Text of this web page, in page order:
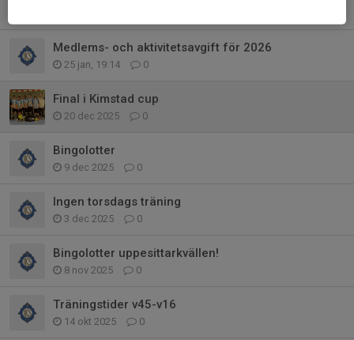
Medlems- och aktivitetsavgift för 2026
25 jan, 19:14 0
Final i Kimstad cup
20 dec 2025 0
Bingolotter
9 dec 2025 0
Ingen torsdags träning
3 dec 2025 0
Bingolotter uppesittarkvällen!
8 nov 2025 0
Träningstider v45-v16
14 okt 2025 0